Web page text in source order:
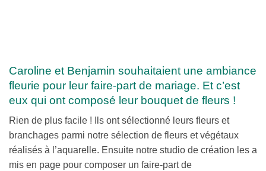
Caroline et Benjamin souhaitaient une ambiance
fleurie pour leur faire-part de mariage. Et c’est
eux qui ont composé leur bouquet de fleurs !
Rien de plus facile ! Ils ont sélectionné leurs fleurs et
branchages parmi notre sélection de fleurs et végétaux
réalisés à l’aquarelle. Ensuite notre studio de création les a
mis en page pour composer un faire-part de